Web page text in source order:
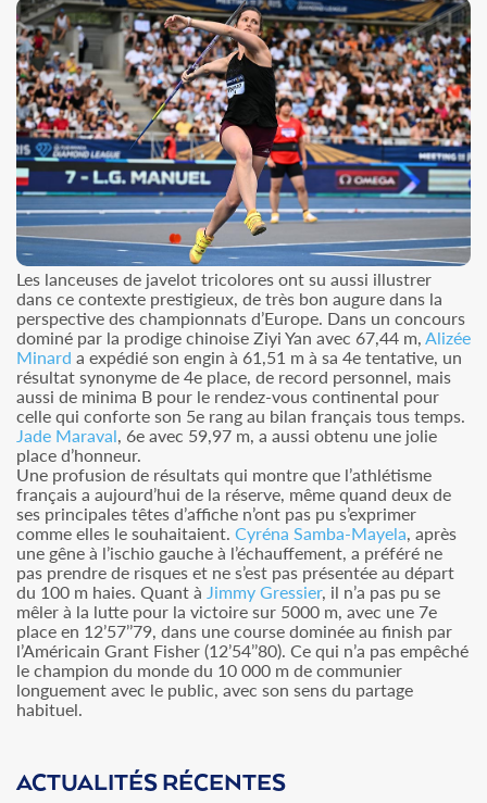
Les lanceuses de javelot tricolores ont su aussi illustrer
dans ce contexte prestigieux, de très bon augure dans la
perspective des championnats d’Europe. Dans un concours
dominé par la prodige chinoise Ziyi Yan avec 67,44 m, Alizée
Minard a expédié son engin à 61,51 m à sa 4e tentative, un
résultat synonyme de 4e place, de record personnel, mais
aussi de minima B pour le rendez-vous continental pour
celle qui conforte son 5e rang au bilan français tous temps.
Jade Maraval, 6e avec 59,97 m, a aussi obtenu une jolie
place d’honneur.
Une profusion de résultats qui montre que l’athlétisme
français a aujourd’hui de la réserve, même quand deux de
ses principales têtes d’affiche n’ont pas pu s’exprimer
comme elles le souhaitaient. Cyréna Samba-Mayela, après
une gêne à l’ischio gauche à l’échauffement, a préféré ne
pas prendre de risques et ne s’est pas présentée au départ
du 100 m haies. Quant à Jimmy Gressier, il n’a pas pu se
mêler à la lutte pour la victoire sur 5000 m, avec une 7e
place en 12’57’’79, dans une course dominée au finish par
l’Américain Grant Fisher (12’54’’80). Ce qui n’a pas empêché
le champion du monde du 10 000 m de communier
longuement avec le public, avec son sens du partage
habituel.
ACTUALITÉS RÉCENTES